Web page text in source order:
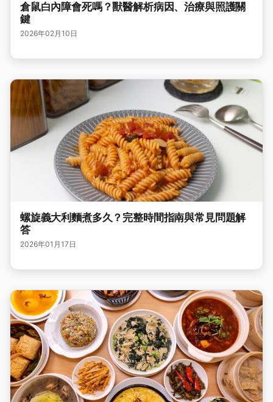
倉鼠白內障會死嗎？獸醫解析病因、治療與照護關
鍵
2026年02月10日
螺旋義大利麵煮多久？完整時間指南與常見問題解
答
2026年01月17日